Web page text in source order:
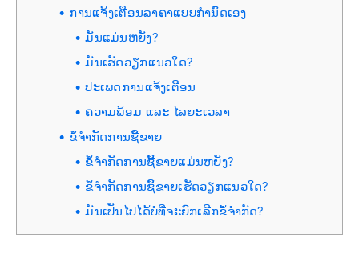
ການແຈ້ງເຕືອນລາຄາແບບກຳນົດເອງ
ມັນແມ່ນຫຍັງ?
ມັນເຮັດວຽກແນວໃດ?
ປະເພດການແຈ້ງເຕືອນ
ຄວາມພ້ອມ ແລະ ໄລຍະເວລາ
ຂໍ້ຈຳກັດການຊື້ຂາຍ
ຂໍ້ຈຳກັດການຊື້ຂາຍແມ່ນຫຍັງ?
ຂໍ້ຈຳກັດການຊື້ຂາຍເຮັດວຽກແນວໃດ?
ມັນເປັນໄປໄດ້ບໍທີ່ຈະຍົກເລີກຂໍ້ຈຳກັດ?